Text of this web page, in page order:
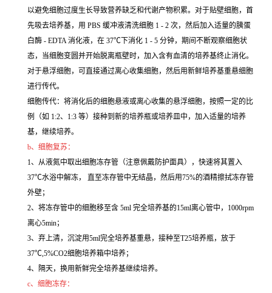
以避免细胞过度生长导致营养缺乏和代谢产物积累。对于贴壁细胞，首
先吸去培养基，用 PBS 缓冲液清洗细胞 1 - 2 次，然后加入适量的胰蛋
白酶 - EDTA 消化液，在 37℃下消化 1 - 5 分钟，期间不断观察细胞状
态，当细胞变圆并开始脱离瓶壁时，加入含有血清的培养基终止消化。
对于悬浮细胞，可直接通过离心收集细胞，然后用新鲜培养基重悬细胞
进行传代。
细胞传代：将消化后的细胞悬液或离心收集的悬浮细胞，按照一定的比
例（如 1:2、1:3 等）接种到新的培养瓶或培养皿中，加入适量的培养
基，继续培养。
b、细胞复苏：
1、从液氮中取出细胞冻存管（注意佩戴防护面具），快速将其置入
37℃水浴中解冻， 直至冻存管中无结晶，然后用75%的酒精擦拭冻存管
外壁；
2、将冻存管中的细胞移至含 5ml 完全培养基的15ml离心管中，1000rpm
离心5min；
3、弃上清，沉淀用5ml完全培养基重悬，接种至T25培养瓶，放于
37℃,5%CO2细胞培养箱中培养；
4、隔天，换用新鲜完全培养基继续培养。
c、细胞冻存：